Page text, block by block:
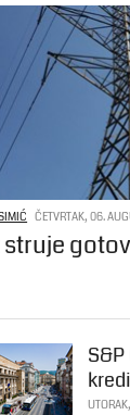
ČETVRTAK, 06.
struje